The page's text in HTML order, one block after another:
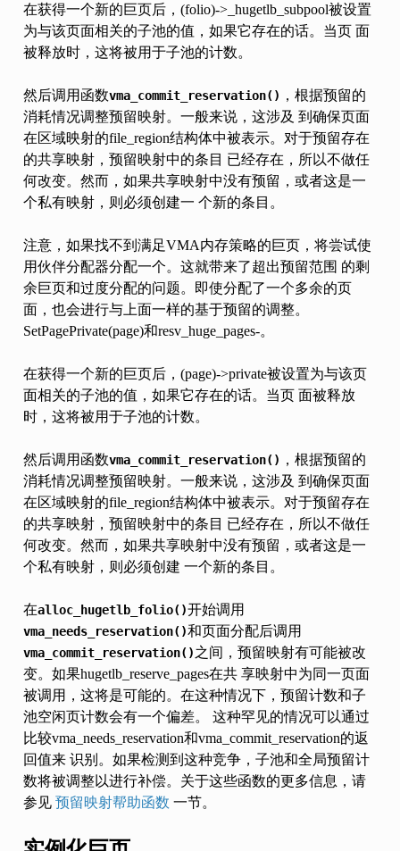
在获得一个新的巨页后，(folio)->_hugetlb_subpool被设置
为与该页面相关的子池的值，如果它存在的话。当页 面
被释放时，这将被用于子池的计数。
然后调用函数vma_commit_reservation() ，根据预留的
消耗情况调整预留映射。一般来说，这涉及 到确保页面
在区域映射的file_region结构体中被表示。对于预留存在
的共享映射，预留映射中的条目 已经存在，所以不做任
何改变。然而，如果共享映射中没有预留，或者这是一
个私有映射，则必须创建一 个新的条目。
注意，如果找不到满足VMA内存策略的巨页，将尝试使
用伙伴分配器分配一个。这就带来了超出预留范围 的剩
余巨页和过度分配的问题。即使分配了一个多余的页
面，也会进行与上面一样的基于预留的调整。
SetPagePrivate(page)和resv_huge_pages-。
在获得一个新的巨页后，(page)->private被设置为与该页
面相关的子池的值，如果它存在的话。当页 面被释放
时，这将被用于子池的计数。
然后调用函数vma_commit_reservation() ，根据预留的
消耗情况调整预留映射。一般来说，这涉及 到确保页面
在区域映射的file_region结构体中被表示。对于预留存在
的共享映射，预留映射中的条目 已经存在，所以不做任
何改变。然而，如果共享映射中没有预留，或者这是一
个私有映射，则必须创建 一个新的条目。
在alloc_hugetlb_folio()开始调用
vma_needs_reservation()和页面分配后调用
vma_commit_reservation()之间，预留映射有可能被改
变。如果hugetlb_reserve_pages在共 享映射中为同一页面
被调用，这将是可能的。在这种情况下，预留计数和子
池空闲页计数会有一个偏差。 这种罕见的情况可以通过
比较vma_needs_reservation和vma_commit_reservation的返
回值来 识别。如果检测到这种竞争，子池和全局预留计
数将被调整以进行补偿。关于这些函数的更多信息，请
参见 预留映射帮助函数 一节。